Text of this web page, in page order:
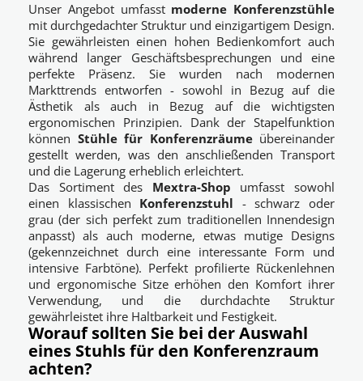
Unser Angebot umfasst moderne Konferenzstühle
mit durchgedachter Struktur und einzigartigem Design.
Sie gewährleisten einen hohen Bedienkomfort auch
während langer Geschäftsbesprechungen und eine
perfekte Präsenz. Sie wurden nach modernen
Markttrends entworfen - sowohl in Bezug auf die
Ästhetik als auch in Bezug auf die wichtigsten
ergonomischen Prinzipien. Dank der Stapelfunktion
können Stühle für Konferenzräumeübereinander
gestellt werden, was den anschließenden Transport
und die Lagerung erheblich erleichtert.
Das Sortiment des Mextra-Shop umfasst sowohl
einen klassischen Konferenzstuhl - schwarz oder
grau (der sich perfekt zum traditionellen Innendesign
anpasst) als auch moderne, etwas mutige Designs
(gekennzeichnet durch eine interessante Form und
intensive Farbtöne). Perfekt profilierte Rückenlehnen
und ergonomische Sitze erhöhen den Komfort ihrer
Verwendung, und die durchdachte Struktur
gewährleistet ihre Haltbarkeit und Festigkeit.
Worauf sollten Sie bei der Auswahl
eines Stuhls für den Konferenzraum
achten?